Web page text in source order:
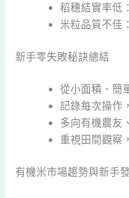
稻穗結實率低
米粒品質不佳
新手零失敗秘訣總結
從小面積、簡
記錄每次操作
多向有機農友
重視田間觀察
有機米市場趨勢與新手